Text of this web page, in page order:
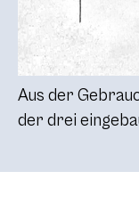
Aus der
der drei